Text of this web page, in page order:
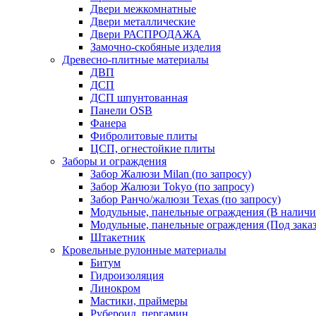
Двери межкомнатные
Двери металлические
Двери РАСПРОДАЖА
Замочно-скобяные изделия
Древесно-плитные материалы
ДВП
ДСП
ДСП шпунтованная
Панели OSB
Фанера
Фибролитовые плиты
ЦСП, огнестойкие плиты
Заборы и ограждения
Забор Жалюзи Milan (по запросу)
Забор Жалюзи Tokyo (по запросу)
Забор Ранчо/жалюзи Texas (по запросу)
Модульные, панельные ограждения (В
Модульные, панельные ограждения (Под
Штакетник
Кровельные рулонные материалы
Битум
Гидроизоляция
Линокром
Мастики, праймеры
Рубероид, пергамин